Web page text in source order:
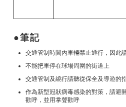
筆記
交通管制時間內車輛禁止通行，因此
不能把車停在球場周圍的街道上
交通管制及繞行請聽從保全及導遊的
作為新型冠狀病毒感染的對策，請避
歡呼，並用掌聲歡呼